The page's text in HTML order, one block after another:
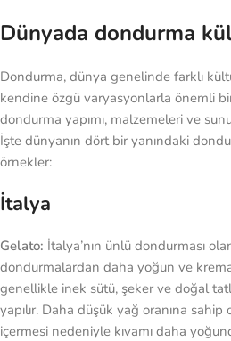
Dünyada dondurma
Dondurma, dünya genelinde farklı
kendine özgü varyasyonlarla önemli
dondurma yapımı, malzemeleri ve
İşte dünyanın dört bir yanındaki
örnekler:
İtalya
Gelato: İtalya’nın ünlü dondurması
dondurmalardan daha yoğun ve
genellikle inek sütü, şeker ve doğal
yapılır. Daha düşük yağ oranına sahip
içermesi nedeniyle kıvamı daha